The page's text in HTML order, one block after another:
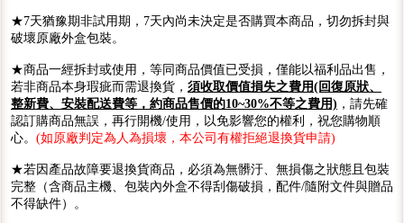
★7天猶豫期非試用期，7天內尚未決定是否購買本商品，切勿拆封與
破壞原廠外盒包裝。
★商品一經拆封或使用，等同商品價值已受損，僅能以福利品出售，
若非商品本身瑕疵而需退換貨， 須收取價值損失之費用(回復原狀、
整新費、安裝配送費等，約商品售價的10~30%不等之費用) ，請先確
認訂購商品無誤，再行開機/使用，以免影響您的權利，祝您購物順
心。 (如原廠判定為人為損壞，本公司有權拒絕退換貨申請)
★若因產品故障要退換貨商品，必須為無髒汙、無損傷之狀態且包裝
完整（含商品主機、包裝內外盒不得刮傷破損，配件/隨附文件與贈品
不得缺件）。